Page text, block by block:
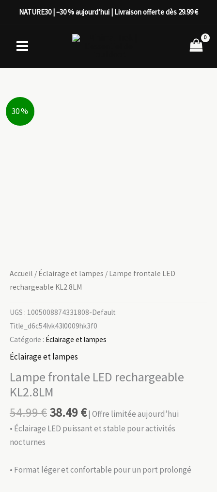
NATURE30 | –30 % aujourd’hui | Livraison offerte dès 29.99 €
30 %
Accueil / Éclairage et lampes / Lampe frontale LED
rechargeable KL2.8LM
UGS : 1005008874331808-Default
Title_d6c54lvk43l0009hk3f0
Catégorie : Éclairage et lampes
Éclairage et lampes
Lampe frontale LED rechargeable
KL2.8LM
54.99€38.49€| Offre limitée aujourd’hui
• Éclairage LED puissant et stable pour activités
nocturnes
• Format léger et confortable pour un port prolongé